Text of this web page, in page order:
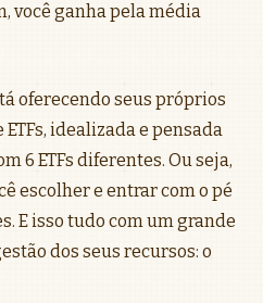
você ganha pela média
oferecendo seus próprios
ETFs, idealizada e pensada
6 ETFs diferentes. Ou seja,
escolher e entrar com o pé
E isso tudo com um grande
dos seus recursos: o